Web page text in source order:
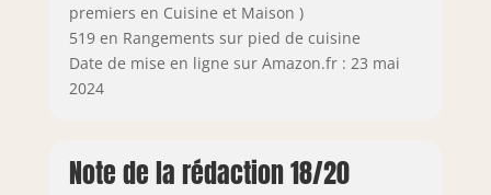
premiers en Cuisine et Maison )
519 en Rangements sur pied de cuisine
Date de mise en ligne sur Amazon.fr : 23 mai
2024
Note de la rédaction 18/20